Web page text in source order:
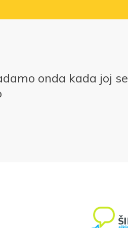
onda kada joj se